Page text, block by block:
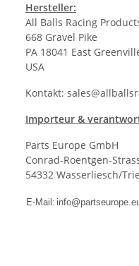
Hersteller:
All Balls Racing
668 Gravel Pike
PA 18041 East
USA
Kontakt:
Importeur &
Parts Europe GmbH
Conrad-Roentgen-
54332 Wasserliesch/
E-Mail: